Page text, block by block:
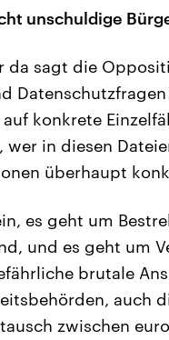
unschuldige
da sagt die
konkrete
wer in diesen
überhaupt
es geht um
und es geht um
brutale
auch
zwischen